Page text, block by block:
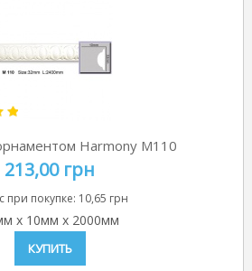
Harmony M110
213,00 грн
при покупке: 10,65 грн
x 10мм x 2000мм
КУПИТЬ